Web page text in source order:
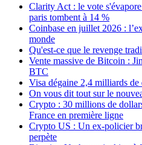
Clarity Act : le vote
paris tombent à 14 %
Coinbase en juillet 2026 :
monde
Qu'est-ce que le revenge
Vente massive de Bitcoin :
BTC
Visa dégaine 2,4 milliards
On vous dit tout sur le
Crypto : 30 millions de
France en première ligne
Crypto US : Un ex-policier
perpète